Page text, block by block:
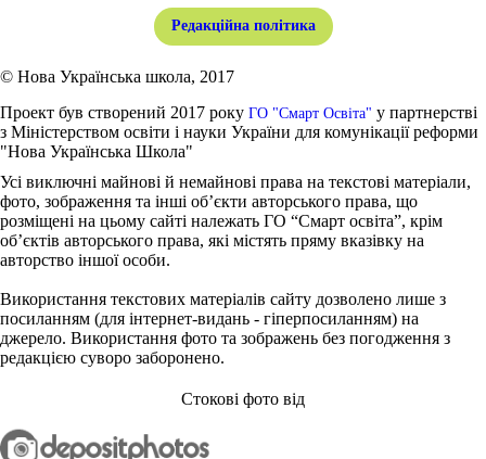
Редакційна політика
© Нова Українська школа, 2017
Проект був створений 2017 року ГО "Смарт Освіта" у партнерстві
з Міністерством освіти і науки України для комунікації реформи
"Нова Українська Школа"
Усі виключні майнові й немайнові права на текстові матеріали,
фото, зображення та інші об’єкти авторського права, що
розміщені на цьому сайті належать ГО “Смарт освіта”, крім
об’єктів авторського права, які містять пряму вказівку на
авторство іншої особи.
Використання текстових матеріалів сайту дозволено лише з
посиланням (для інтернет-видань - гіперпосиланням) на
джерело. Використання фото та зображень без погодження з
редакцією суворо заборонено.
Стокові фото від